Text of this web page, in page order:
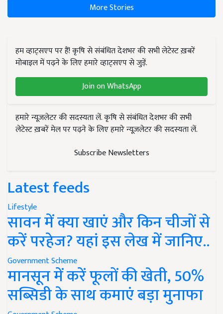
More Stories
हम व्हाट्सएप पर हैं! कृषि से संबंधित देशभर की सभी लेटेस्ट ख़बरें
मोबाइल में पढ़ने के लिए हमारे व्हाट्सएप से जुड़ें.
Join on WhatsApp
हमारे न्यूज़लेटर की सदस्यता लें. कृषि से संबंधित देशभर की सभी
लेटेस्ट ख़बरें मेल पर पढ़ने के लिए हमारे न्यूज़लेटर की सदस्यता लें.
Subscribe Newsletters
Latest feeds
Lifestyle
सावन में क्या खाएं और किन चीजों से
करें परहेज? यहां इस लेख में जानिए..
Government Scheme
मानसून में करें फूलों की खेती, 50%
सब्सिडी के साथ कमाएं बड़ा मुनाफा